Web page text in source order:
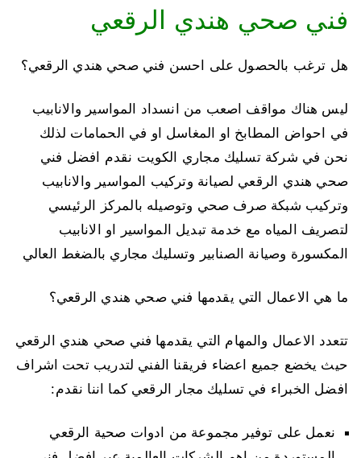
فني صحي هندي الرقعي
هل ترغب بالحصول على احسن فني صحي هندي الرقعي؟
ليس هناك مواقف اصعب من انسداد المواسير والانابيب
في احواض المطابخ او المغاسل او في الحمامات لذلك
نحن في شركة تسليك مجاري الكويت نقدم افضل فني
صحي هندي الرقعي لصيانة وتركيب المواسير والانابيب
وتركيب شبكة صرف صحي وتوصيله بالمركز الرئيسي
لتصريف المياه مع خدمة تبديل المواسير او الانابيب
المكسورة وصيانة الصنابير وتسليك مجاري بالضغط العالي
ما هي الاعمال التي يقدمها فني صحي هندي الرقعي؟
تتعدد الاعمال والمهام التي يقدمها فني صحي هندي الرقعي
حيث يخضع جميع اعضاء فريقنا الفني لتدريب تحت اشراف
افضل الخبراء في تسليك مجار الرقعي كما اننا نقدم:
نعمل على توفير مجموعة من ادوات صحية الرقعي